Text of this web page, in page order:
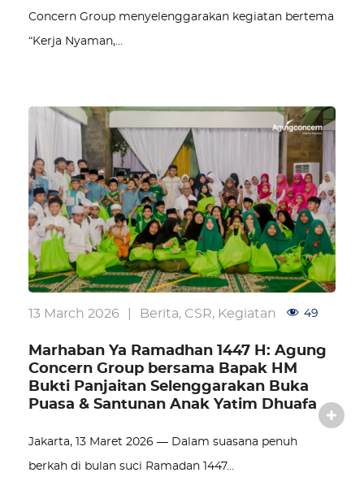
Concern Group menyelenggarakan kegiatan bertema
“Kerja Nyaman,…
13 March 2026 Berita, CSR, Kegiatan 49
Marhaban Ya Ramadhan 1447 H: Agung
Concern Group bersama Bapak HM
Bukti Panjaitan Selenggarakan Buka
Puasa & Santunan Anak Yatim Dhuafa
Jakarta, 13 Maret 2026 — Dalam suasana penuh
berkah di bulan suci Ramadan 1447…